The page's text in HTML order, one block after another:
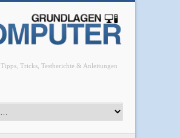
Tipps, Tricks, Testberichte & Anleitungen